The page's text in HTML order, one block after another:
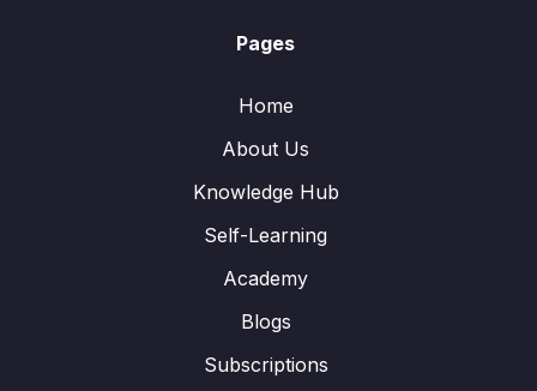
Pages
Home
About Us
Knowledge Hub
Self-Learning
Academy
Blogs
Subscriptions